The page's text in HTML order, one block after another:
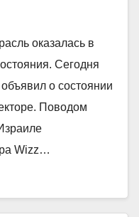
оказалась в
Сегодня
о состоянии
Поводом
Wizz…